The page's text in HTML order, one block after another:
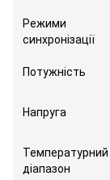
Режими
синхронізації
Потужність
Напруга
Температурний
діапазон